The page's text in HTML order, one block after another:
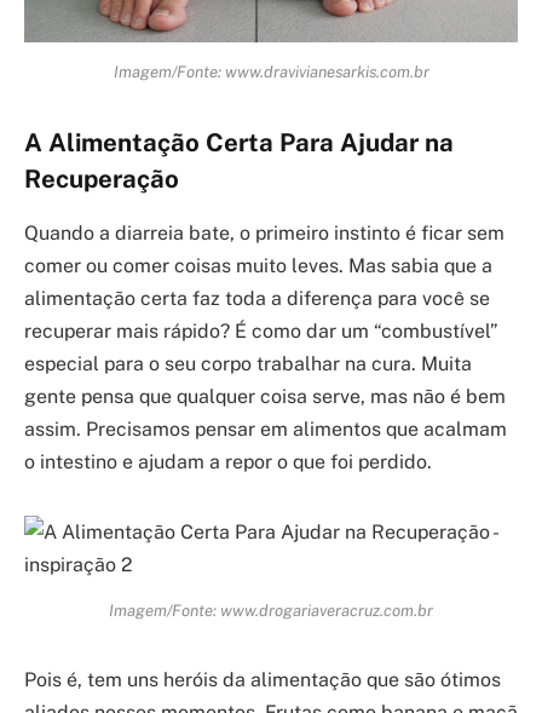
Imagem/Fonte: www.dravivianesarkis.com.br
A Alimentação Certa Para Ajudar na
Recuperação
Quando a diarreia bate, o primeiro instinto é ficar sem
comer ou comer coisas muito leves. Mas sabia que a
alimentação certa faz toda a diferença para você se
recuperar mais rápido? É como dar um “combustível”
especial para o seu corpo trabalhar na cura. Muita
gente pensa que qualquer coisa serve, mas não é bem
assim. Precisamos pensar em alimentos que acalmam
o intestino e ajudam a repor o que foi perdido.
Imagem/Fonte: www.drogariaveracruz.com.br
Pois é, tem uns heróis da alimentação que são ótimos